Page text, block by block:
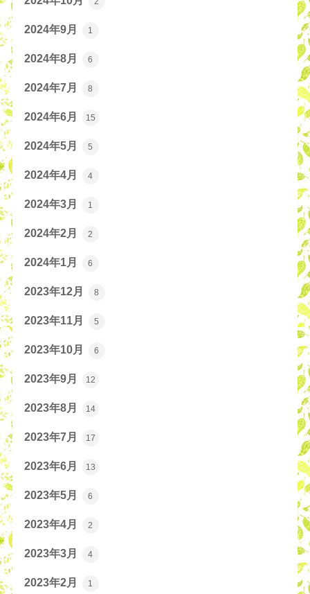
2024年9月 1
2024年8月 6
2024年7月 8
2024年6月 15
2024年5月 5
2024年4月 4
2024年3月 1
2024年2月 2
2024年1月 6
2023年12月 8
2023年11月 5
2023年10月 6
2023年9月 12
2023年8月 14
2023年7月 17
2023年6月 13
2023年5月 6
2023年4月 2
2023年3月 4
2023年2月 1